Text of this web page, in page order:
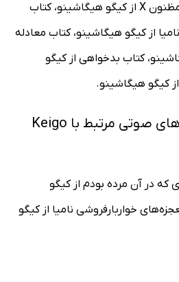
هیگاشینو، کتاب فداکاری مظنون X از کیگو هیگاشینو، کتاب
از کیگو هیگاشینو، کتاب معادله
کتاب بدخواهی از کیگو
کیگو هیگاشینو.
خرید و شنیدن کتاب‌های صوتی مرتبط با Keigo
که در آن مرده بودم از کیگو
خواربارفروشی نامیا از کیگو